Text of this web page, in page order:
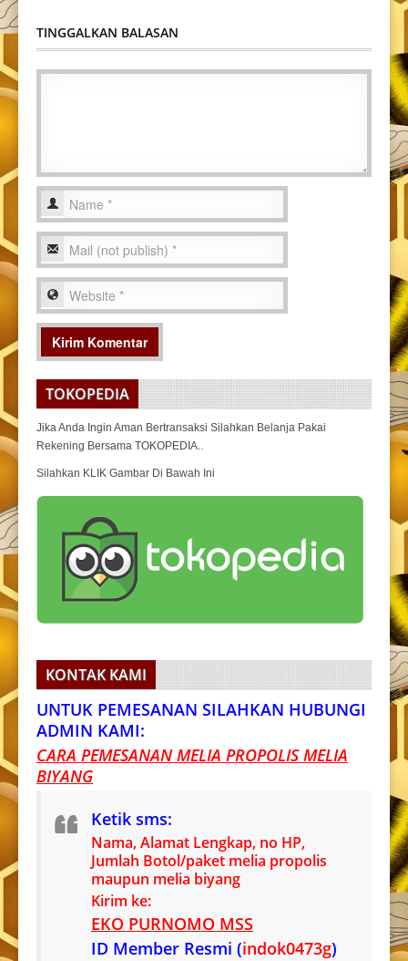
TINGGALKAN BALASAN
TOKOPEDIA
Jika Anda Ingin Aman Bertransaksi Silahkan Belanja Pakai
Rekening Bersama TOKOPEDIA..
Silahkan KLIK Gambar Di Bawah Ini
KONTAK KAMI
UNTUK PEMESANAN SILAHKAN HUBUNGI
ADMIN KAMI:
CARA PEMESANAN MELIA PROPOLIS MELIA
BIYANG
Ketik sms:
Nama, Alamat Lengkap, no HP,
Jumlah Botol/paket melia propolis
maupun melia biyang
Kirim ke:
EKO PURNOMO MSS
ID Member Resmi (indok0473g)